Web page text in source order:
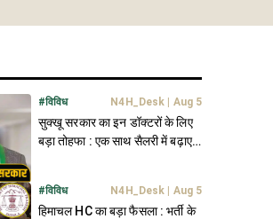
#विविध N4H_Desk Aug 5
सुक्खू सरकार का इन डॉक्टरों के लिए
बड़ा तोहफा : एक साथ सैलरी में बढ़ाए
#विविध N4H_Desk Aug 5
हिमाचल HC का बड़ा फैसला : भर्ती के